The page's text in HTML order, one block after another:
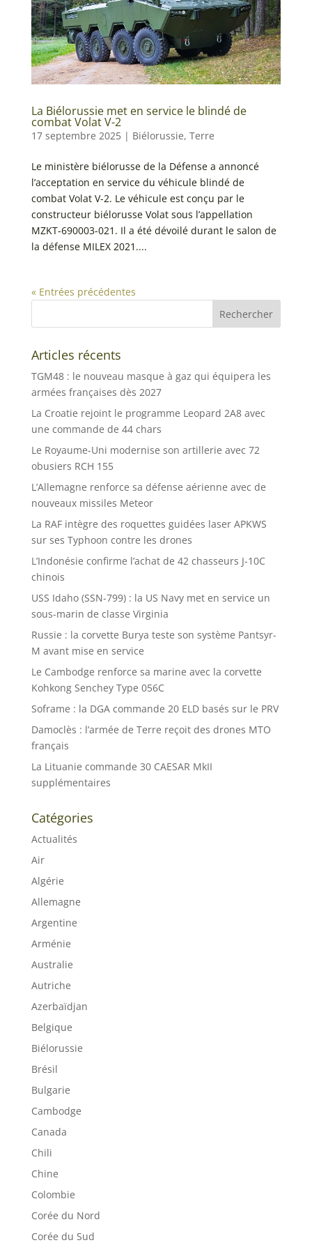
La Biélorussie met en service le blindé de
combat Volat V-2
17 septembre 2025| Biélorussie, Terre
Le ministère biélorusse de la Défense a annoncé
l’acceptation en service du véhicule blindé de
combat Volat V-2. Le véhicule est conçu par le
constructeur biélorusse Volat sous l’appellation
MZKT-690003-021. Il a été dévoilé durant le salon de
la défense MILEX 2021....
« Entrées précédentes
Articles récents
TGM48 : le nouveau masque à gaz qui équipera les
armées françaises dès 2027
La Croatie rejoint le programme Leopard 2A8 avec
une commande de 44 chars
Le Royaume-Uni modernise son artillerie avec 72
obusiers RCH 155
L’Allemagne renforce sa défense aérienne avec de
nouveaux missiles Meteor
La RAF intègre des roquettes guidées laser APKWS
sur ses Typhoon contre les drones
L’Indonésie confirme l’achat de 42 chasseurs J-10C
chinois
USS Idaho (SSN-799) : la US Navy met en service un
sous-marin de classe Virginia
Russie : la corvette Burya teste son système Pantsyr-
M avant mise en service
Le Cambodge renforce sa marine avec la corvette
Kohkong Senchey Type 056C
Soframe : la DGA commande 20 ELD basés sur le PRV
Damoclès : l’armée de Terre reçoit des drones MTO
français
La Lituanie commande 30 CAESAR MkII
supplémentaires
Catégories
Actualités
Air
Algérie
Allemagne
Argentine
Arménie
Australie
Autriche
Azerbaïdjan
Belgique
Biélorussie
Brésil
Bulgarie
Cambodge
Canada
Chili
Chine
Colombie
Corée du Nord
Corée du Sud